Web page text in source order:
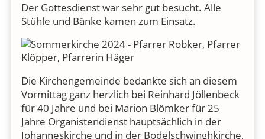
Der Gottesdienst war sehr gut besucht. Alle
Stühle und Bänke kamen zum Einsatz.
Die Kirchengemeinde bedankte sich an diesem
Vormittag ganz herzlich bei Reinhard Jöllenbeck
für 40 Jahre und bei Marion Blömker für 25
Jahre Organistendienst hauptsächlich in der
Johanneskirche und in der Bodelschwinghkirche,